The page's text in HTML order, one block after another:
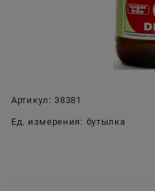
Артикул: 38381
Ед. измерения: бутылка